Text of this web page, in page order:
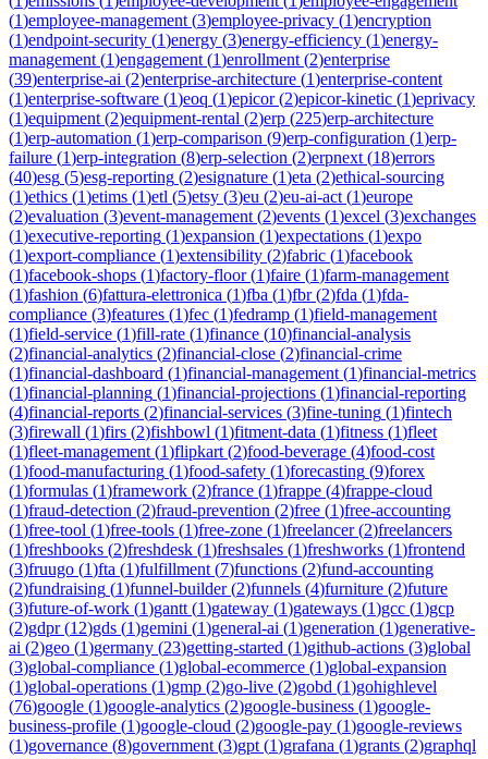
(1)employee-management (3)employee-privacy (1)encryption
(1)endpoint-security (1)energy (3)energy-efficiency (1)energy-
management (1)engagement (1)enrollment (2)enterprise
(39)enterprise-ai (2)enterprise-architecture (1)enterprise-content
(1)enterprise-software (1)eoq (1)epicor(2)epicor-kinetic (1)eprivacy
(1)equipment (2)equipment-rental (2)erp (225)erp-architecture
(1)erp-automation (1)erp-comparison (9)erp-configuration (1)erp-
failure (1)erp-integration (8)erp-selection (2)erpnext (18)errors
(40)esg (5)esg-reporting (2)esignature (1)eta (2)ethical-sourcing
(1)ethics (1)etims (1)etl (5)etsy (3)eu (2)eu-ai-act (1)europe
(2)evaluation (3)event-management (2)events (1)excel (3)exchanges
(1)executive-reporting (1)expansion (1)expectations (1)expo
(1)export-compliance (1)extensibility (2)fabric (1)facebook
(1)facebook-shops (1)factory-floor(1)faire (1)farm-management
(1)fashion (6)fattura-elettronica (1)fba (1)fbr(2)fda (1)fda-
compliance (3)features (1)fec (1)fedramp (1)field-management
(1)field-service (1)fill-rate (1)finance (10)financial-analysis
(2)financial-analytics (2)financial-close (2)financial-crime
(1)financial-dashboard (1)financial-management (1)financial-metrics
(1)financial-planning (1)financial-projections (1)financial-reporting
(4)financial-reports (2)financial-services (3)fine-tuning (1)fintech
(3)firewall (1)firs (2)fishbowl (1)fitment-data (1)fitness (1)fleet
(1)fleet-management (1)flipkart (2)food-beverage (4)food-cost
(1)food-manufacturing (1)food-safety (1)forecasting (9)forex
(1)formulas (1)framework (2)france (1)frappe (4)frappe-cloud
(1)fraud-detection (2)fraud-prevention (2)free (1)free-accounting
(1)free-tool (1)free-tools (1)free-zone (1)freelancer(2)freelancers
(1)freshbooks (2)freshdesk (1)freshsales (1)freshworks (1)frontend
(3)fruugo (1)fta (1)fulfillment (7)functions (2)fund-accounting
(2)fundraising (1)funnel-builder(2)funnels (4)furniture (2)future
(3)future-of-work (1)gantt (1)gateway (1)gateways (1)gcc (1)gcp
(2)gdpr(12)gds (1)gemini (1)general-ai (1)generation (1)generative-
ai (2)geo (1)germany (23)getting-started (1)github-actions (3)global
(3)global-compliance (1)global-ecommerce (1)global-expansion
(1)global-operations (1)gmp (2)go-live (2)gobd (1)gohighlevel
(76)google (1)google-analytics (2)google-business (1)google-
business-profile (1)google-cloud (2)google-pay (1)google-reviews
(1)governance (8)government (3)gpt (1)grafana (1)grants (2)graphql